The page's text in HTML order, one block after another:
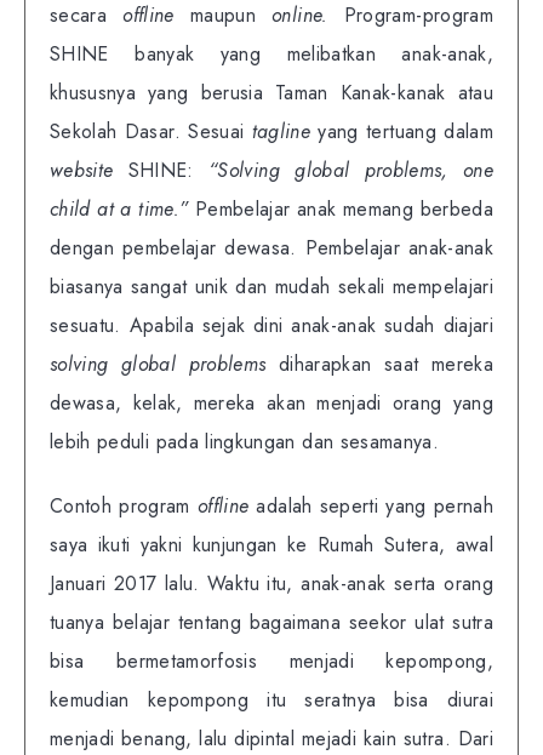
secaraoffline maupunonline.
Program-program
SHINE banyak yang melibatkan anak-anak,
khususnya yang berusia Taman Kanak-kanak atau
Sekolah Dasar. Sesuai tagline yang tertuang dalam
website SHINE: “Solving global problems, one
child at a time.” Pembelajar anak memang berbeda
dengan pembelajar dewasa. Pembelajar anak-anak
biasanya sangat unik dan mudah sekali mempelajari
sesuatu. Apabila sejak dini anak-anak sudah diajari
solving global problemsdiharapkan saat mereka
dewasa, kelak, mereka akan menjadi orang yang
lebih peduli pada lingkungan dan sesamanya.
Contoh program offlineadalah seperti yang pernah
saya ikuti yakni kunjungan ke Rumah Sutera, awal
Januari 2017 lalu. Waktu itu, anak-anak serta orang
tuanya belajar tentang bagaimana seekor ulat sutra
bisa bermetamorfosis menjadi kepompong,
kemudian kepompong itu seratnya bisa diurai
menjadi benang, lalu dipintal mejadi kain sutra. Dari